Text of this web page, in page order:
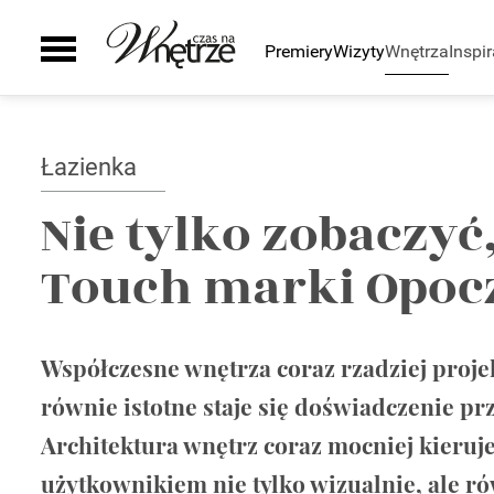
PremieryWizytyWnętrza
Łazienka
Sypialnia
Gabinet
Taras i ogród
Zaplecze domu
Kominki
Grzejniki
Oświetlenie
Zlewy i baterie
Wanny i natryski
Ceramika Łazienkowa
Auto
Smaki życia
Łazienka
Nie tylko
Touch marki
Współczesne wnętrza coraz rzadziej
równie istotne staje się doświadczenie
Architektura wnętrz coraz mocniej
użytkownikiem nie tylko wizualnie, ale